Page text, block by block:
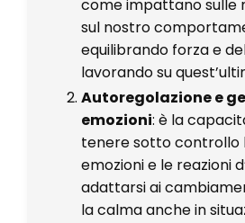
come impattano sulle
sul nostro
equilibrando forza e
lavorando su
Autoregolazione e
emozioni: è la
tenere sotto controllo
emozioni e le reazioni
adattarsi ai
la calma anche in